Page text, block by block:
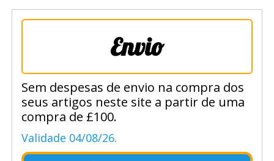
Envio
Sem despesas de envio na compra dos
seus artigos neste site a partir de uma
compra de £100.
Validade 04/08/26.